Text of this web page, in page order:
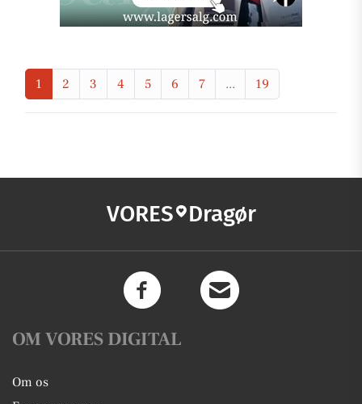
1 2 3 4 5 6 7 ... 19
VORES Dragør
OM VORES DIGITAL
Om os